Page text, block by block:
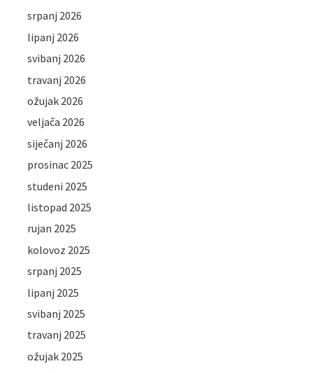
srpanj 2026
lipanj 2026
svibanj 2026
travanj 2026
ožujak 2026
veljača 2026
siječanj 2026
prosinac 2025
studeni 2025
listopad 2025
rujan 2025
kolovoz 2025
srpanj 2025
lipanj 2025
svibanj 2025
travanj 2025
ožujak 2025